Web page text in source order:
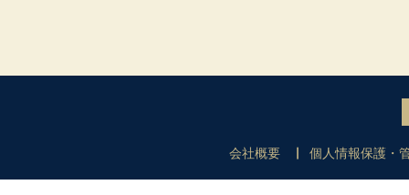
会社概要 個人情報保護・